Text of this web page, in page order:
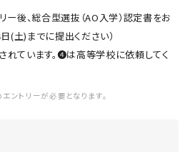
ー後、総合型選抜（AO入学）認定書をお
(土)までに提出ください）
ています。❹は高等学校に依頼してく
ントリーが必要となります。